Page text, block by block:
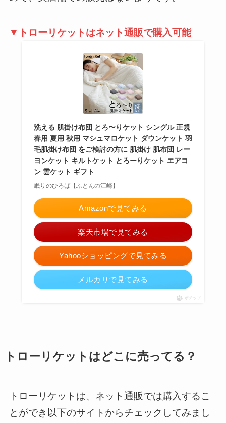
▼トローリケットはネット通販で購入可能
洗える 肌掛け布団 とろ〜りケット シングル 正規
春用 夏用 秋用 マシュマロケット ダウンケット 羽
毛肌掛け布団 をご検討の方に 肌掛け 肌布団 レー
ヨンケット キルトケット とろーりケット エアコ
ン 雲ケット ギフト
眠りのひろば【ふとんの江崎】
Amazonで見てみる
楽天市場で見てみる
Yahooショッピングで見てみる
メルカリで見てみる
ポチップ
トローリケットはどこに売ってる？
トローリケットは、ネット通販では購入するこ
とができ以下のサイトからチェックしてみまし